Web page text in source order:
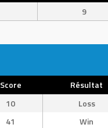
9
Score
Résultat
10
Loss
41 Win